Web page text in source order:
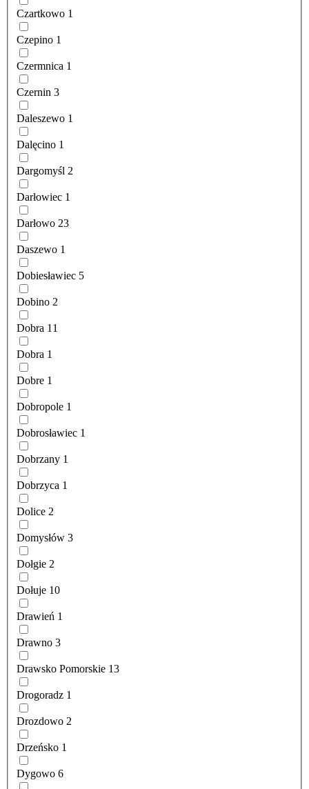
Czartkowo 1
Czepino 1
Czermnica 1
Czernin 3
Daleszewo 1
Dalęcino 1
Dargomyśl 2
Darłowiec 1
Darłowo 23
Daszewo 1
Dobiesławiec 5
Dobino 2
Dobra 11
Dobra 1
Dobre 1
Dobropole 1
Dobrosławiec 1
Dobrzany 1
Dobrzyca 1
Dolice 2
Domysłów 3
Dołgie 2
Dołuje 10
Drawień 1
Drawno 3
Drawsko Pomorskie 13
Drogoradz 1
Drozdowo 2
Drzeńsko 1
Dygowo 6